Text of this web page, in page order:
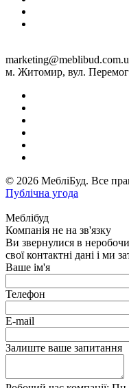
м. Житомир, вул.
© 2026 МебліБуд. Все
Публічна угода
Меблібуд
Компанія не на зв'язку
Ви звернулися в
свої контактні дані і ми
Ваше ім'я
Телефон
E-mail
Залиште ваше запитання